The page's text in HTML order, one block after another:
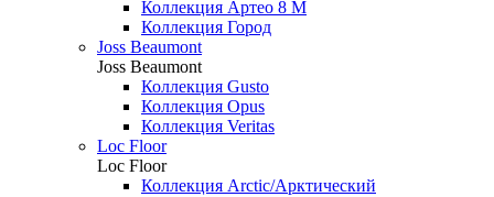
Коллекция Артео 8 М
Коллекция Город
Joss Beaumont
Joss Beaumont
Коллекция Gusto
Коллекция Opus
Коллекция Veritas
Loc Floor
Loc Floor
Коллекция Arctic/Арктический